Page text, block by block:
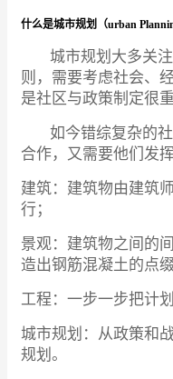
什么是城市规划（urban
城市规划大多关注
则，需要考虑社会、
是社区与政策制定很
如今错综复杂的社
合作，又需要他们发
建筑：建筑物由建筑
行；
景观：建筑物之间的
造出钢筋混凝土的点
工程：一步一步把计
城市规划：从政策和
规划。